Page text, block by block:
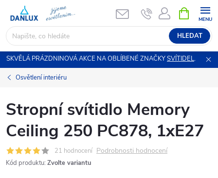
obsah
HLEDAT
NÁKUPNÍ
KOŠÍK
SKVĚLÁ PRÁZDNINOVÁ AKCE NA OBLÍBENÉ ZNAČKYSVÍTIDEL.
Osvětlení interiéru
Stropní svítidlo Memory
Ceiling 250 PC878, 1xE27
21 hodnocení Podrobnosti hodnocení
Kód produktu: Zvolte variantu